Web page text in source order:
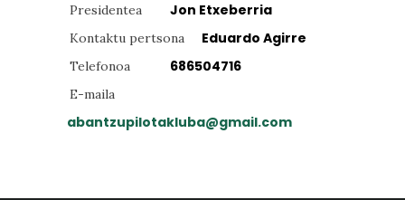
Presidentea Jon Etxeberria
Kontaktu pertsona Eduardo Agirre
Telefonoa 686504716
E-maila
abantzupilotakluba@gmail.com